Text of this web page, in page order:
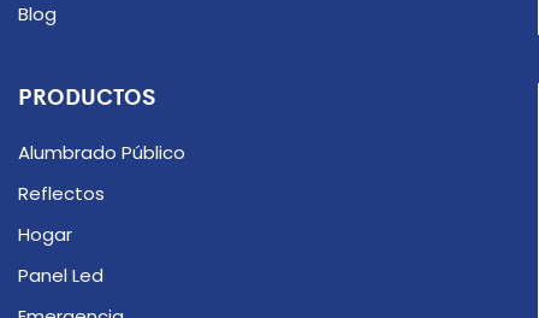
Blog
PRODUCTOS
Alumbrado Público
Reflectos
Hogar
Panel Led